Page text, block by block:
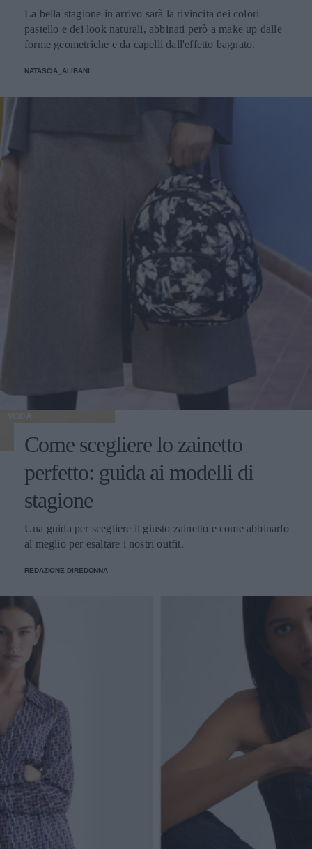
La bella stagione in arrivo sarà la rivincita dei colori
pastello e dei look naturali, abbinati però a make up dalle
forme geometriche e da capelli dall'effetto bagnato.
NATASCIA_ALIBANI
MODA
Come scegliere lo zainetto
perfetto: guida ai modelli di
stagione
Una guida per scegliere il giusto zainetto e come abbinarlo
al meglio per esaltare i nostri outfit.
REDAZIONE DIREDONNA